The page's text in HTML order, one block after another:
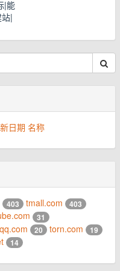
|能
|
日期 名称
403 tmall.com 403
31
qq.com 20 torn.com 19
14